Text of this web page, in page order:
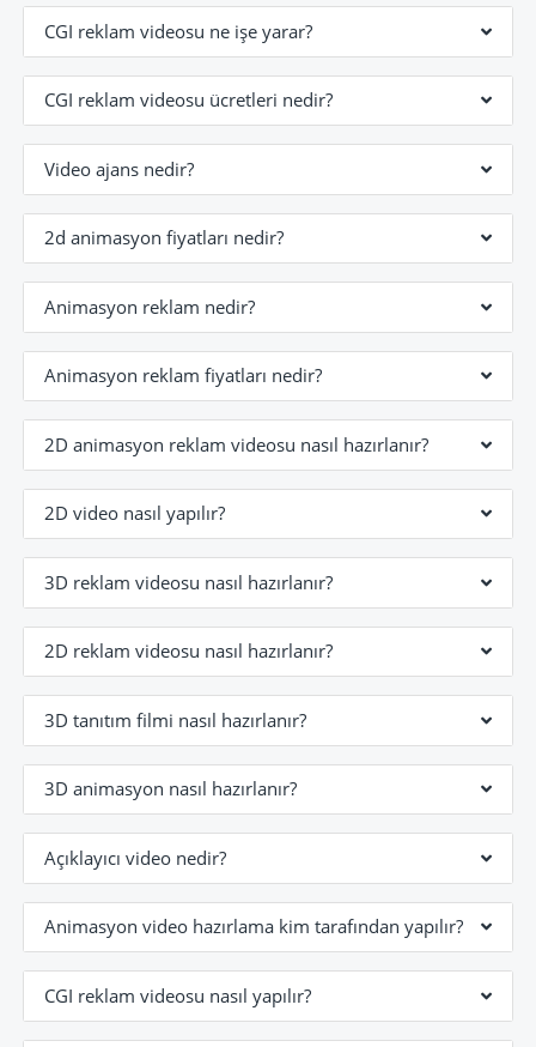
CGI reklam videosu ne işe yarar?
CGI reklam videosu ücretleri nedir?
Video ajans nedir?
2d animasyon fiyatları nedir?
Animasyon reklam nedir?
Animasyon reklam fiyatları nedir?
2D animasyon reklam videosu nasıl hazırlanır?
2D video nasıl yapılır?
3D reklam videosu nasıl hazırlanır?
2D reklam videosu nasıl hazırlanır?
3D tanıtım filmi nasıl hazırlanır?
3D animasyon nasıl hazırlanır?
Açıklayıcı video nedir?
Animasyon video hazırlama kim tarafından yapılır?
CGI reklam videosu nasıl yapılır?